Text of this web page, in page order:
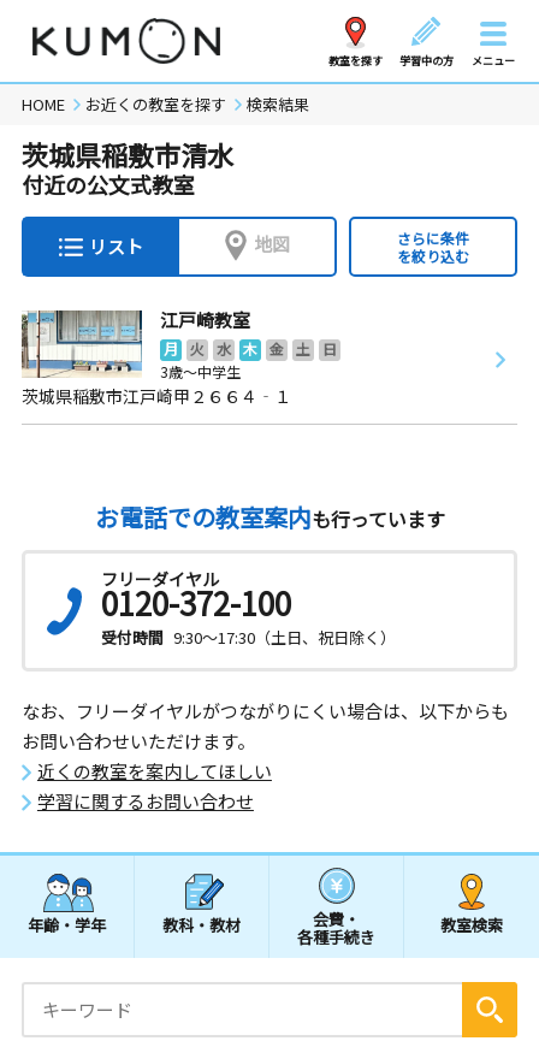
教室を探す 学習中の方 メニュー
HOME お近くの教室を探す 検索結果
茨城県稲敷市清水
付近の公文式教室
リスト 地図
さらに条件
を絞り込む
江戸崎教室
月 火 水 木 金 土
日
3歳～中学生
茨城県稲敷市江戸崎甲２６６４‐１
お電話での教室案内も行っています
フリーダイヤル
0120-372-100
受付時間 9:30～17:30（土日、祝日除く）
なお、フリーダイヤルがつながりにくい場合は、以下からも
お問い合わせいただけます。
近くの教室を案内してほしい
学習に関するお問い合わせ
年齢・学年 教科・教材 会費・
各種手続き
教室検索